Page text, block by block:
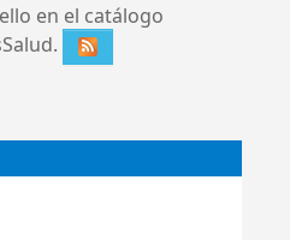
en el catálogo